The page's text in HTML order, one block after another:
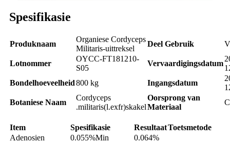
Spesifikasie
Produknaam
Organiese Cordyceps
Militaris-uittreksel
Deel Gebruik
Lotnommer
OYCC-FT181210-
S05
Vervaardigingsdatum
Bondelhoeveelheid800 kg Ingangsdatum
Botaniese Naam
Cordyceps
.militaris(l.exfr)skakel
Oorsprong van
Materiaal
Item Spesifikasie ResultaatToetsmetode
Adenosien
0.055%Min
0.064%